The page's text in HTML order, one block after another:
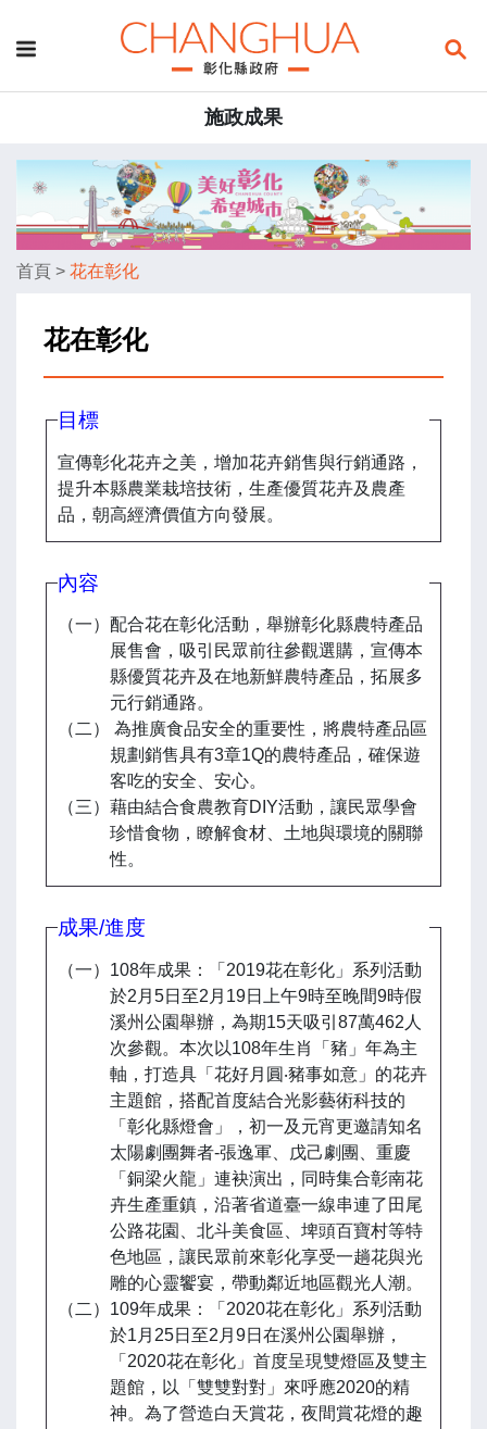
施政成果
首頁 > 花在彰化
花在彰化
目標
宣傳彰化花卉之美，增加花卉銷售與行銷通路，
提升本縣農業栽培技術，生產優質花卉及農產
品，朝高經濟價值方向發展。
內容
（一）配合花在彰化活動，舉辦彰化縣農特產品
展售會，吸引民眾前往參觀選購，宣傳本
縣優質花卉及在地新鮮農特產品，拓展多
元行銷通路。
（二） 為推廣食品安全的重要性，將農特產品區
規劃銷售具有3章1Q的農特產品，確保遊
客吃的安全、安心。
（三）藉由結合食農教育DIY活動，讓民眾學會
珍惜食物，瞭解食材、土地與環境的關聯
性。
成果/進度
（一）108年成果：「2019花在彰化」系列活動
於2月5日至2月19日上午9時至晚間9時假
溪州公園舉辦，為期15天吸引87萬462人
次參觀。本次以108年生肖「豬」年為主
軸，打造具「花好月圓‧豬事如意」的花卉
主題館，搭配首度結合光影藝術科技的
「彰化縣燈會」，初一及元宵更邀請知名
太陽劇團舞者-張逸軍、戊己劇團、重慶
「銅梁火龍」連袂演出，同時集合彰南花
卉生產重鎮，沿著省道臺一線串連了田尾
公路花園、北斗美食區、埤頭百寶村等特
色地區，讓民眾前來彰化享受一趟花與光
雕的心靈饗宴，帶動鄰近地區觀光人潮。
（二）109年成果：「2020花在彰化」系列活動
於1月25日至2月9日在溪州公園舉辦，
「2020花在彰化」首度呈現雙燈區及雙主
題館，以「雙雙對對」來呼應2020的精
神。為了營造白天賞花，夜間賞花燈的趣